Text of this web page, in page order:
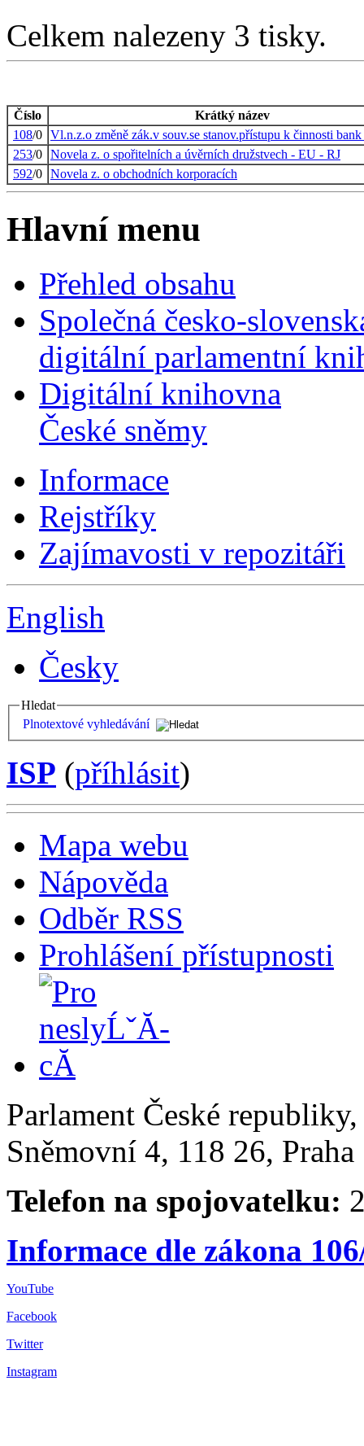
Celkem nalezeny 3 tisky.
Číslo
Krátký název
108/0 Vl.n.z.o změně zák.v souv.se stanov.přístupu k činnosti
253/0 Novela z. o spořitelních a úvěrních družstvech - EU - RJ
592/0 Novela z. o obchodních korporacích
Hlavní menu
Přehled obsahu
Společná česko-
digitální parlamentní
Digitální knihovna
České sněmy
Informace
Rejstříky
Zajímavosti v repozitáři
English
Česky
Hledat
Plnotextové vyhledávání
ISP (příhlásit)
Mapa webu
Nápověda
Odběr RSS
Prohlášení přístupnosti
Parlament České
Sněmovní 4, 118 26,
Telefon na spojovatelku:
Informace dle zákona
YouTube
Facebook
Twitter
Instagram